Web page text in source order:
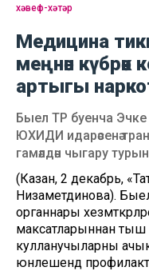
хәвеф-хәтәр
Медицина
меңнән күбрәк
артыгы
Быел ТР буенча
ЮХИДИ идарәсенә
гамәлдән чыгару
(Казан, 2 декабрь,
Низаметдинова).
органнары
максатларыннан тыш
кулланучыларны
юнәлешендә